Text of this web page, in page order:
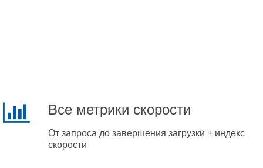
Все метрики скорости
От запроса до завершения загрузки + индекс
скорости